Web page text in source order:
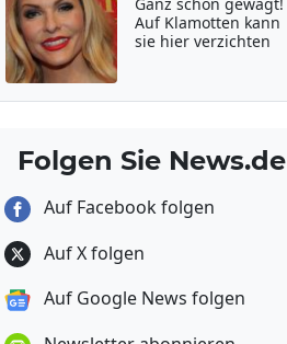
Auf Klamotten kann
sie hier verzichten
Folgen Sie News.de
Auf Facebook folgen
Auf X folgen
Auf Google News folgen